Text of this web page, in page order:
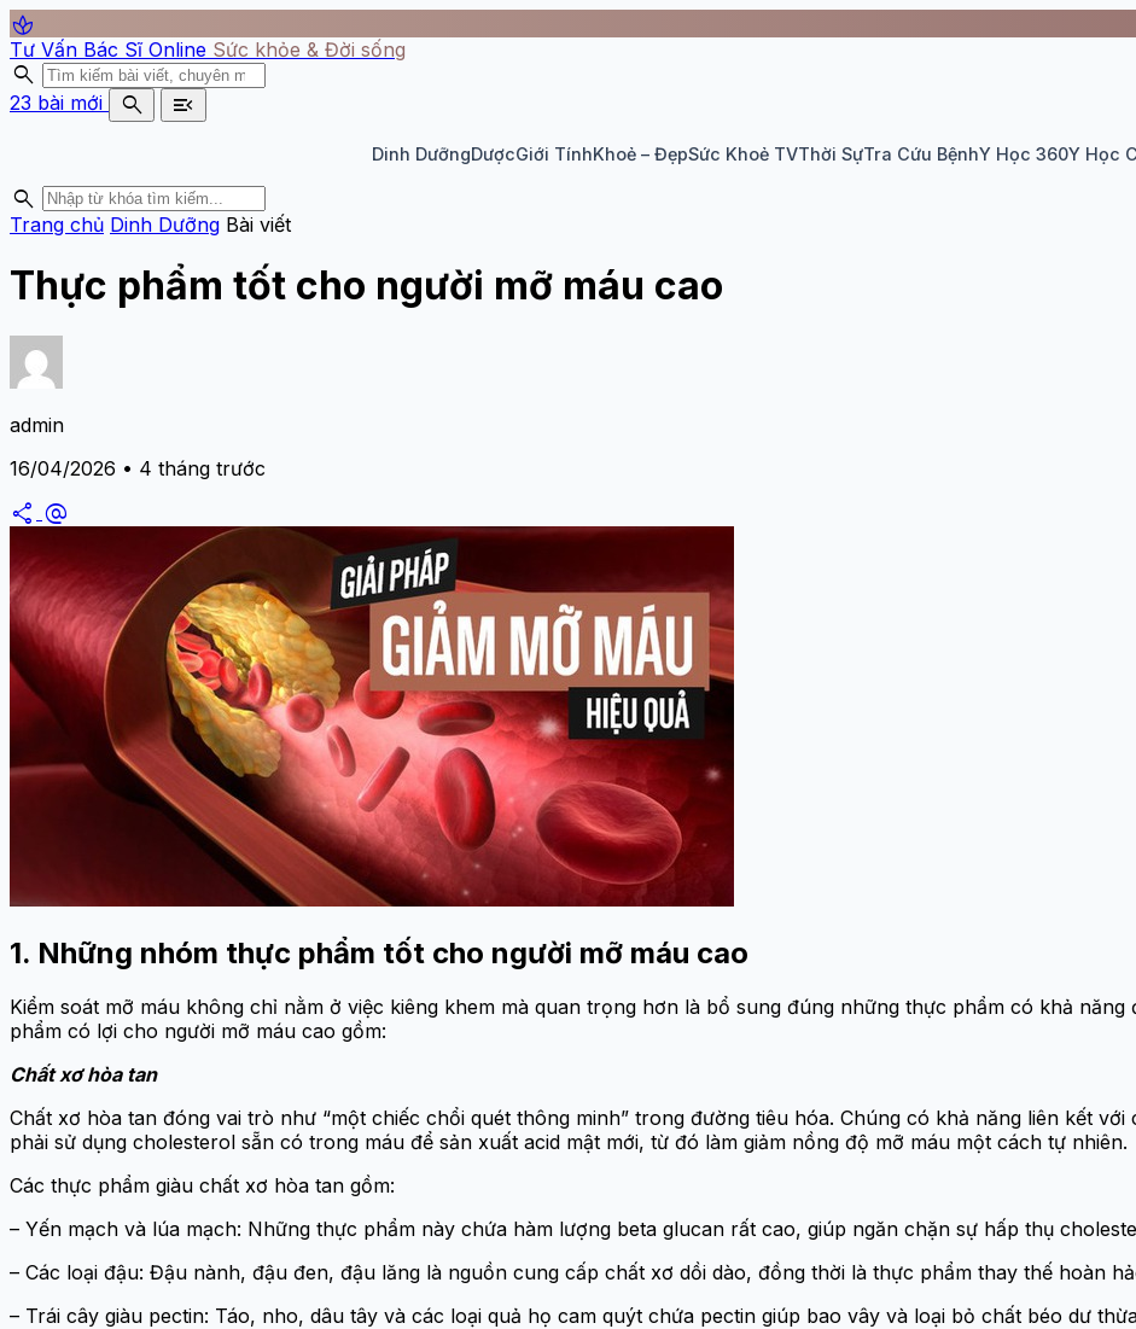
spa
Tư Vấn Bác Sĩ Online Sức khỏe & Đời sống
search
23 bài mới search menu_open
Dinh DưỡngDượcGiới TínhKhoẻ – ĐẹpSức Khoẻ TVThời SựTra Cứu BệnhY Học 360Y Học
search
Trang chủ Dinh Dưỡng Bài viết
Thực phẩm tốt cho người mỡ máu cao
admin
16/04/2026 • 4 tháng trước
share alternate_email
1. Những nhóm thực phẩm tốt cho người mỡ máu cao
Kiểm soát mỡ máu không chỉ nằm ở việc kiêng khem mà quan trọng hơn là bổ sung đúng những thực phẩm có khả
phẩm có lợi cho người mỡ máu cao gồm:
Chất xơ hòa tan
Chất xơ hòa tan đóng vai trò như “một chiếc chổi quét thông minh” trong đường tiêu hóa. Chúng có khả năng liên kết
phải sử dụng cholesterol sẵn có trong máu để sản xuất acid mật mới, từ đó làm giảm nồng độ mỡ máu một cách tự nhiên.
Các thực phẩm giàu chất xơ hòa tan gồm:
– Yến mạch và lúa mạch: Những thực phẩm này chứa hàm lượng beta glucan rất cao, giúp ngăn chặn sự hấp thụ
– Các loại đậu: Đậu nành, đậu đen, đậu lăng là nguồn cung cấp chất xơ dồi dào, đồng thời là thực phẩm thay thế hoàn
– Trái cây giàu pectin: Táo, nho, dâu tây và các loại quả họ cam quýt chứa pectin giúp bao vây và loại bỏ chất béo dư